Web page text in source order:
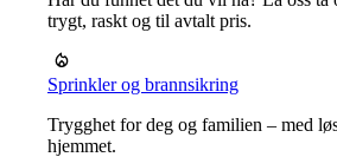
trygt, raskt og til avtalt pris.
Sprinkler og brannsikring
Trygghet for deg og familien – med
hjemmet.